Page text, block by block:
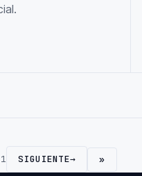
SIGUIENTE→ »